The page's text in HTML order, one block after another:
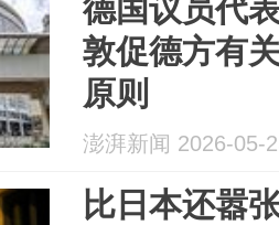
德国议员代
敦促德方有
原则
澎湃新闻 2026-05-
比日本还嚣